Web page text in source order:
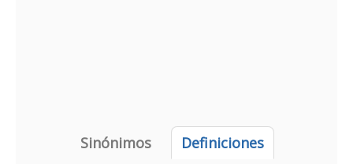
Sinónimos
Definiciones